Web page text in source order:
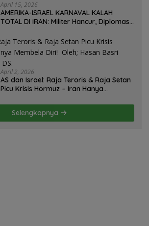
April 15, 2026
AMERIKA-ISRAEL KARNAVAL KALAH
TOTAL DI IRAN: Militer Hancur, Diplomasi
Basri Siregar.
April 2, 2026
AS dan Israel: Raja Teroris & Raja Setan
Picu Krisis Hormuz – Iran Hanya
ketua JWI DS.
Selengkapnya